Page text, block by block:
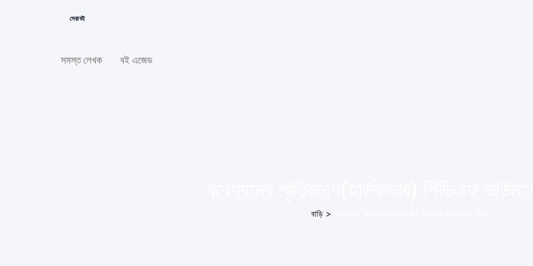
সেরা বই
সমস্ত লেখক বই এজেড
বাড়ি >